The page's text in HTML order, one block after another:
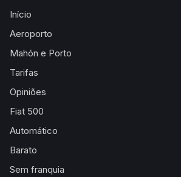
Início
Aeroporto
Mahón e Porto
Tarifas
Opiniões
Fiat 500
Automático
Barato
Sem franquia